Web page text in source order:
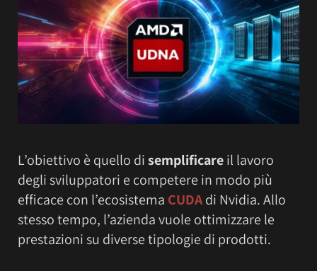
L’obiettivo è quello disemplificareil lavoro
degli sviluppatori e competere in modo più
efficace con l’ecosistema CUDAdi Nvidia. Allo
stesso tempo, l’azienda vuole ottimizzare le
prestazioni su diverse tipologie di prodotti.